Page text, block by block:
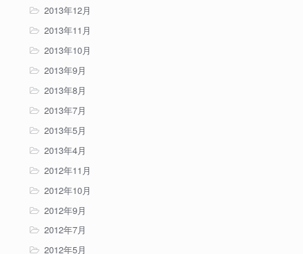
2013年12月
2013年11月
2013年10月
2013年9月
2013年8月
2013年7月
2013年5月
2013年4月
2012年11月
2012年10月
2012年9月
2012年7月
2012年5月